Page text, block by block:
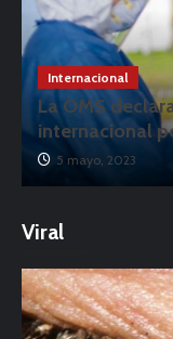
Internacional
La OMS
internacional
5 mayo, 2023
Viral